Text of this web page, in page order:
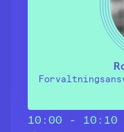
10:00 - 10:10